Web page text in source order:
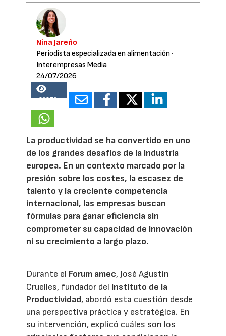
Nina Jareño
Periodista especializada en alimentación ·
Interempresas Media
24/07/2026
20876
La productividad se ha convertido en uno
de los grandes desafíos de la industria
europea. En un contexto marcado por la
presión sobre los costes, la escasez de
talento y la creciente competencia
internacional, las empresas buscan
fórmulas para ganar eficiencia sin
comprometer su capacidad de innovación
ni su crecimiento a largo plazo.
Durante el Forum amec, José Agustín
Cruelles, fundador del Instituto de la
Productividad, abordó esta cuestión desde
una perspectiva práctica y estratégica. En
su intervención, explicó cuáles son los